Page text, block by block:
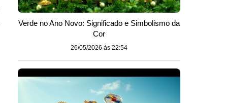
Verde no Ano Novo: Significado e Simbolismo da
Cor
26/05/2026 às 22:54